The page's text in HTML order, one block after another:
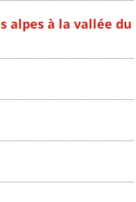
alpes à la vallée du